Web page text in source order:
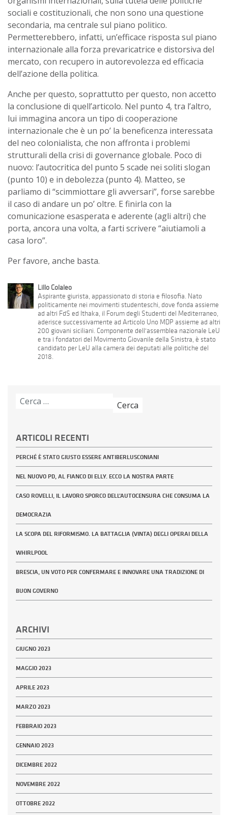
sociali e costituzionali, che non sono una questione
secondaria, ma centrale sul piano politico.
Permetterebbero, infatti, un’efficace risposta sul piano
internazionale alla forza prevaricatrice e distorsiva del
mercato, con recupero in autorevolezza ed efficacia
dell’azione della politica.
Anche per questo, soprattutto per questo, non accetto
la conclusione di quell’articolo. Nel punto 4, tra l’altro,
lui immagina ancora un tipo di cooperazione
internazionale che è un po’ la beneficenza interessata
del neo colonialista, che non affronta i problemi
strutturali della crisi di governance globale. Poco di
nuovo: l’autocritica del punto 5 scade nei soliti slogan
(punto 10) e in debolezza (punto 4). Matteo, se
parliamo di “scimmiottare gli avversari”, forse sarebbe
il caso di andare un po’ oltre. E finirla con la
comunicazione esasperata e aderente (agli altri) che
porta, ancora una volta, a farti scrivere “aiutiamoli a
casa loro”.
Per favore, anche basta.
Lillo Colaleo
Aspirante giurista, appassionato di storia e filosofia. Nato
politicamente nei movimenti studenteschi, dove fonda assieme
ad altri FdS ed Ithaka, il Forum degli Studenti del Mediterraneo,
aderisce successivamente ad Articolo Uno MDP assieme ad altri
200 giovani siciliani. Componente dell'assemblea nazionale LeU
e tra i fondatori del Movimento Giovanile della Sinistra, è stato
candidato per LeU alla camera dei deputati alle politiche del
2018.
Ricerca
ARTICOLI RECENTI
PERCHÉ È STATO GIUSTO ESSERE ANTIBERLUSCONIANI
NEL NUOVO PD, AL FIANCO DI ELLY. ECCO LA NOSTRA PARTE
CASO ROVELLI, IL LAVORO SPORCO DELL’AUTOCENSURA CHE CONSUMA LA
DEMOCRAZIA
LA SCOPA DEL RIFORMISMO. LA BATTAGLIA (VINTA) DEGLI OPERAI DELLA
WHIRLPOOL
BRESCIA, UN VOTO PER CONFERMARE E INNOVARE UNA TRADIZIONE DI
BUON GOVERNO
ARCHIVI
GIUGNO 2023
MAGGIO 2023
APRILE 2023
MARZO 2023
FEBBRAIO 2023
GENNAIO 2023
DICEMBRE 2022
NOVEMBRE 2022
OTTOBRE 2022